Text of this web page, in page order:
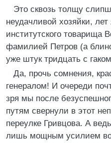
Это сквозь толщу
неудачливой хозяйки,
институтского товарища
фамилией Петров (а
уже штук тридцать с
Да, прочь сомнения,
генералом! И очереди
зря мы после
путям свернули в этот
переулке Гривцова. А
лишь мощным усилием